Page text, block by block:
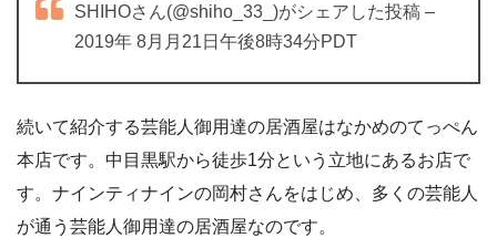
SHIHOさん(@shiho_33_)がシェアした投稿 –
2019年 8月月21日午後8時34分PDT
続いて紹介する芸能人御用達の居酒屋はなかめのてっぺん
本店です。中目黒駅から徒歩1分という立地にあるお店で
す。ナインティナインの岡村さんをはじめ、多くの芸能人
が通う芸能人御用達の居酒屋なのです。